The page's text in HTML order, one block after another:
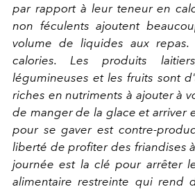
par rapport à leur teneur en
non féculents ajoutent
volume de liquides aux
calories. Les produits
légumineuses et les fruits sont
riches en nutriments à ajouter à
de manger de la glace et arriver
pour se gaver est contre-
liberté de profiter des friandises
journée est la clé pour arrêter
alimentaire restreinte qui rend